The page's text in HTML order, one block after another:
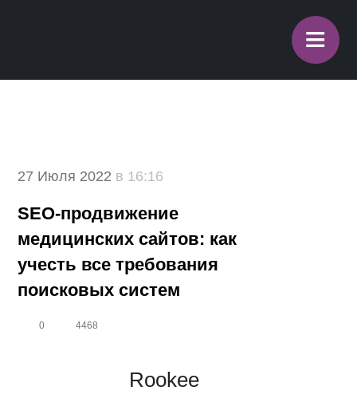
≡
27 Июля 2022 в 16:16
SEO-продвижение
медицинских сайтов: как
учесть все требования
поисковых систем
0 4468
Rookee